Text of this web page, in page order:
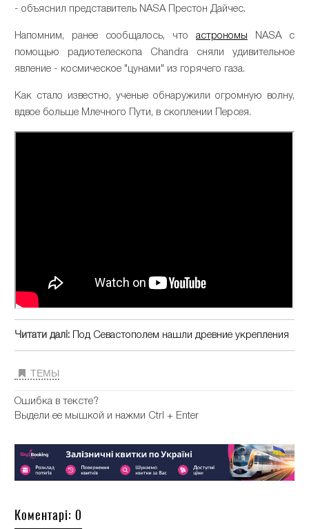
- объяснил представитель NASA Престон Дайчес.
Напомним, ранее сообщалось, что астрономы NASA с
помощью радиотелескопа Chandra сняли удивительное
явление - космическое "цунами" из горячего газа.
Как стало известно, ученые обнаружили огромную волну,
вдвое больше Млечного Пути, в скоплении Персея.
Читати далі: Под Севастополем нашли древние укрепления
ТЕМЫ
Ошибка в тексте?
Выдели ее мышкой и нажми Ctrl + Enter
Коментарі: 0